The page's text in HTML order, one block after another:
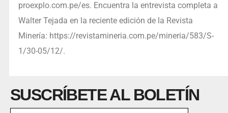
proexplo.com.pe/es. Encuentra la entrevista completa a
Walter Tejada en la reciente edición de la Revista
Minería: https://revistamineria.com.pe/mineria/583/S-
1/30-05/12/.
SUSCRÍBETE AL BOLETÍN